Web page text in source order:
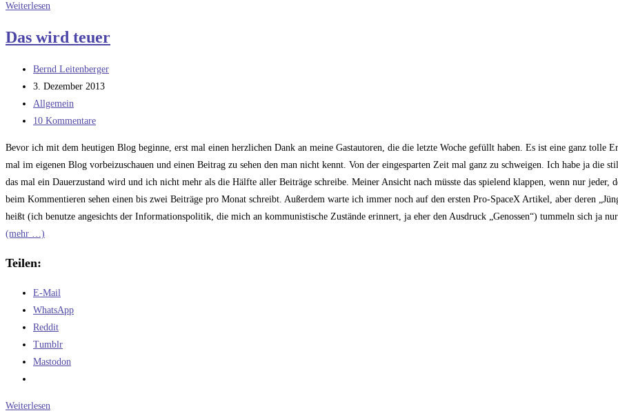
Weiterlesen
man
wählen?
Das wird teuer
Beitrags-
Autor:
Bernd Leitenberger
Beitrag
veröffentlicht:
3. Dezember 2013
Beitrags-
Kategorie:
Allgemein
Beitrags-
10 Kommentare
Bevor ich mit dem heutigen Blog beginne, erst mal einen herzlichen Dank an meine Gastautoren, die die letzte Woche gefüllt haben. Es ist eine ganz tolle
mal im eigenen Blog vorbeizuschauen und einen Beitrag zu sehen den man nicht kennt. Von der eingesparten Zeit mal ganz zu schweigen. Ich habe ja die
das mal ein Dauerzustand wird und ich nicht mehr als die Hälfte aller Beiträge schreibe. Meiner Ansicht nach müsste das spielend klappen, wenn nur jeder,
beim Kommentieren sehen einen bis zwei Beiträge pro Monat schreibt. Außerdem warte ich immer noch auf den ersten Pro-SpaceX Artikel, aber deren
heißt (ich benutze angesichts der Informationspolitik, die mich an kommunistische Zustände erinnert, ja eher den Ausdruck „Genossen“) tummeln sich ja
(mehr …)
Teilen:
E-Mail
WhatsApp
Reddit
Tumblr
Mastodon
Weiterlesen